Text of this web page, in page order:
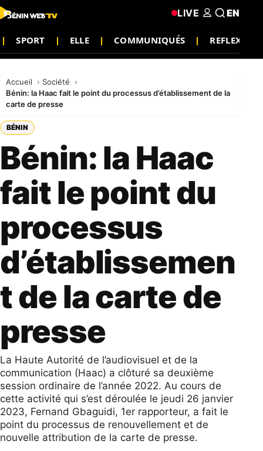
SPORT ELLE COMMUNIQUÉS REFLEXION
LIVE EN
Accueil
Société
Bénin: la Haac fait le point du processus d’établissement de la
carte de presse
BÉNIN
Bénin: la Haac
fait le point du
processus
d’établissemen
t de la carte de
presse
La Haute Autorité de l’audiovisuel et de la
communication (Haac) a clôturé sa deuxième
session ordinaire de l’année 2022. Au cours de
cette activité qui s’est déroulée le jeudi 26 janvier
2023, Fernand Gbaguidi, 1er rapporteur, a fait le
point du processus de renouvellement et de
nouvelle attribution de la carte de presse.